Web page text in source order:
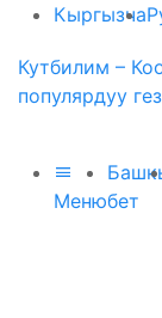
Кыргызча
Кутбилим –
популярдуу
Менюбет